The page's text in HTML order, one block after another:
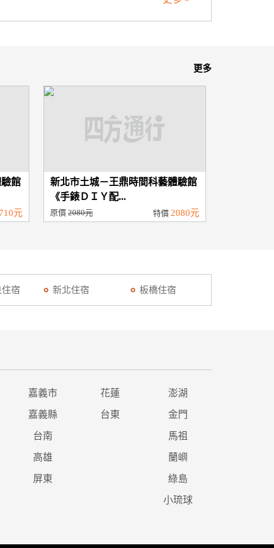
更多
館
元
新北市土城－王鼎時間科藝體驗館
《手錶ＤＩＹ配...
原價2080元 特價 2080元
宿 新北住宿 板橋住宿
嘉義市 花蓮 澎湖
嘉義縣 台東 金門
台南 馬祖
高雄 蘭嶼
屏東 綠島
小琉球